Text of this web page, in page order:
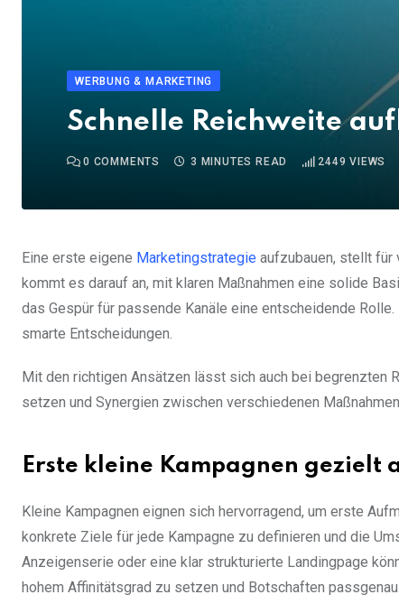
WERBUNG & MARKETING
Schnelle Reichweite
0 COMMENTS 3 MINUTES READ 2449 VIEWS
Eine erste eigene Marketingstrategie aufzubauen, stellt für
kommt es darauf an, mit klaren Maßnahmen eine solide
das Gespür für passende Kanäle eine entscheidende
smarte Entscheidungen.
Mit den richtigen Ansätzen lässt sich auch bei
setzen und Synergien zwischen verschiedenen
Erste kleine Kampagnen gezielt
Kleine Kampagnen eignen sich hervorragend, um erste
konkrete Ziele für jede Kampagne zu definieren und die
Anzeigenserie oder eine klar strukturierte Landingpage
hohem Affinitätsgrad zu setzen und Botschaften passgenau